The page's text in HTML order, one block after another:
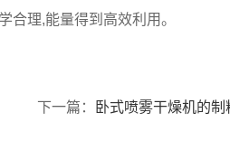
合理,能量得到高效利用。
下一篇： 卧式喷雾干燥机的